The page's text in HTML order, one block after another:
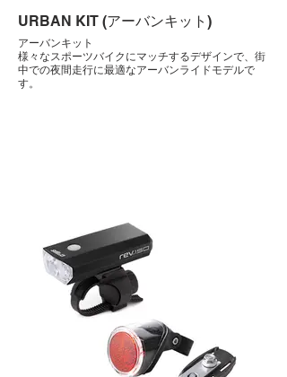
URBAN KIT (アーバンキット)
アーバンキット
様々なスポーツバイクにマッチするデザインで、街
中での夜間走行に最適なアーバンライドモデルで
す。